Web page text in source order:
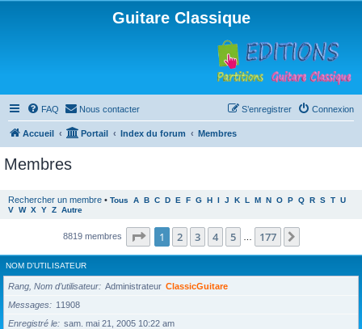
Guitare Classique
FAQ Nous contacter Connexion
S’enregistrer
Accueil Portail Index du forum Membres
Membres
Rechercher un membre • Tous A B C D E F G H I J K L M N O P Q R S T U
V W X Y Z Autre
8819 membres Page 1sur177
1 2 3 4 5 177
NOM D’UTILISATEUR
Rang, Nom d’utilisateur Administrateur ClassicGuitare
Messages
11908
Enregistré le
sam. mai 21, 2005 10:22 am